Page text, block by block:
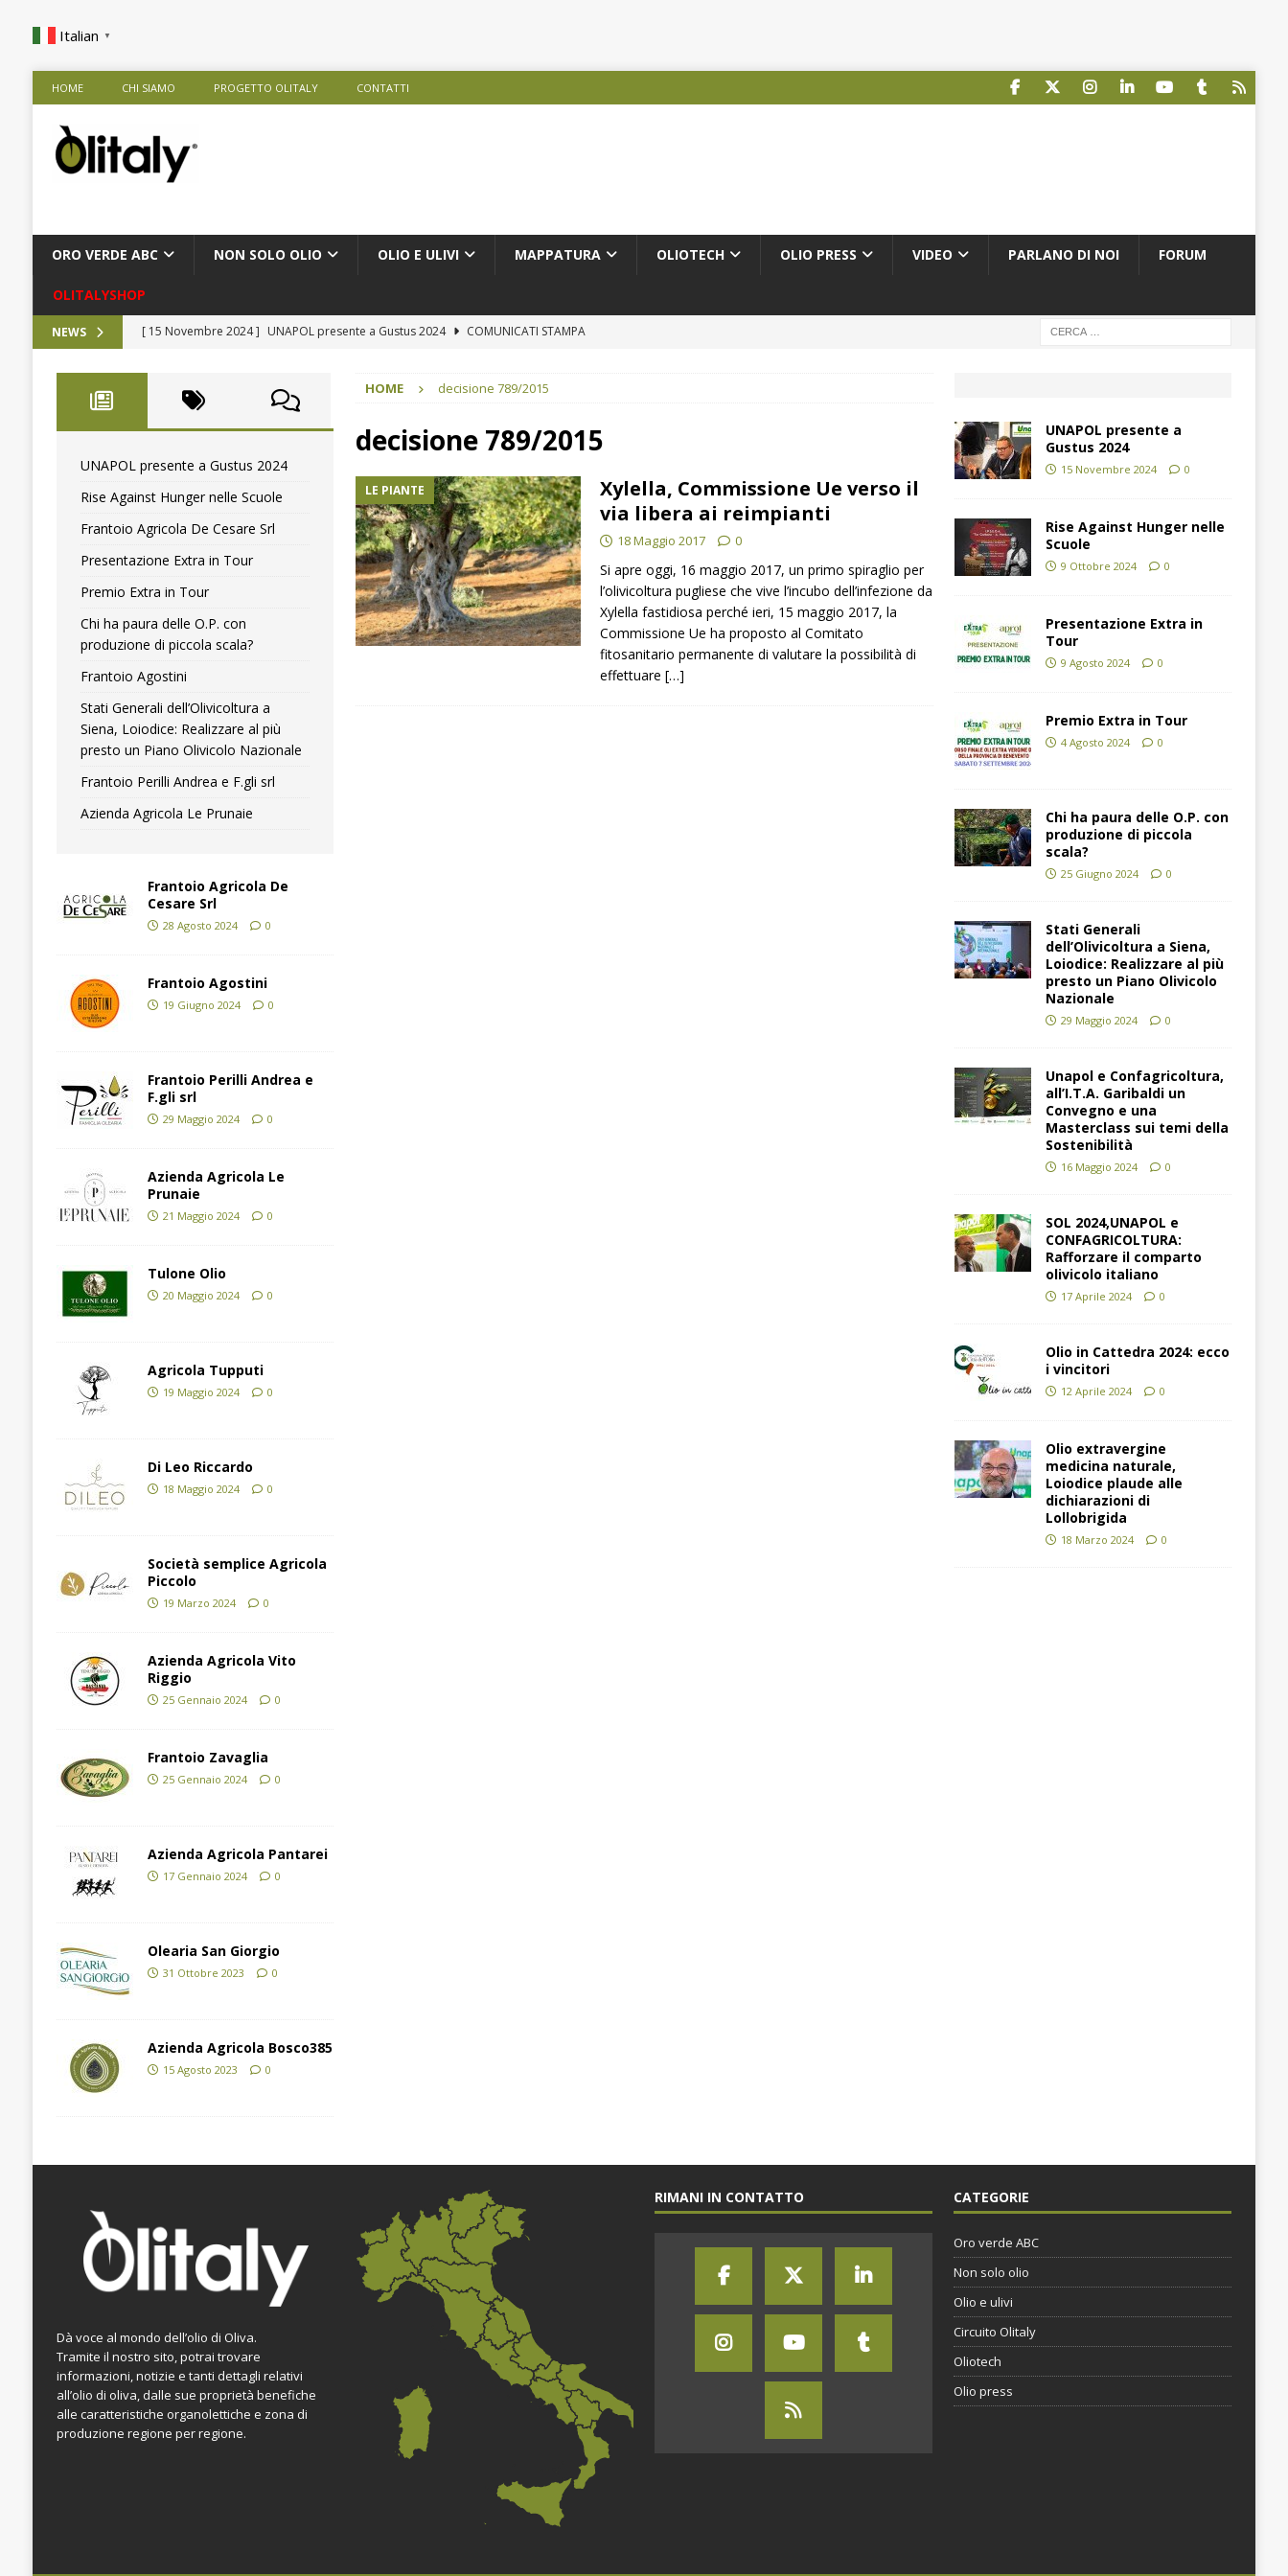
Italian ▼
HOME CHI SIAMO PROGETTO OLITALY CONTATTI
ORO VERDE ABC NON SOLO OLIO OLIO E ULIVI MAPPATURA OLIOTECH OLIO PRESS VIDEO PARLANO DI NOI FORUM
OLITALYSHOP
NEWS [ 15 Novembre 2024 ] UNAPOL presente a Gustus 2024
COMUNICATI STAMPA
[ 28 Agosto 2024 ]
Frantoio Agricola De Cesare Srl
PRODUTTORI OLEARI
[ 9 Agosto 2024 ] Presentazione Extra in Tour
NOTIZIE
[ 4 Agosto 2024 ] Premio Extra in Tour
[ 4 Aprile 2018 ] Olitaly lancia la mappatura dei piccoli produttori. COMUNICATI STAMPA
HOME decisione 789/2015
decisione 789/2015
LE PIANTE
Xylella, Commissione Ue verso il
via libera ai reimpianti
18 Maggio 2017 0
Si apre oggi, 16 maggio 2017, un primo spiraglio per
l’olivicoltura pugliese che vive l’incubo dell’infezione da
Xylella fastidiosa perché ieri, 15 maggio 2017, la
Commissione Ue ha proposto al Comitato
fitosanitario permanente di valutare la possibilità di
effettuare[…]
UNAPOL presente a Gustus 2024
Rise Against Hunger nelle Scuole
Frantoio Agricola De Cesare Srl
Presentazione Extra in Tour
Premio Extra in Tour
Chi ha paura delle O.P. con
produzione di piccola scala?
Frantoio Agostini
Stati Generali dell’Olivicoltura a
Siena, Loiodice: Realizzare al più
presto un Piano Olivicolo Nazionale
Frantoio Perilli Andrea e F.gli srl
Azienda Agricola Le Prunaie
Frantoio Agricola De
Cesare Srl
28 Agosto 2024 0
Frantoio Agostini
19 Giugno 2024 0
Frantoio Perilli Andrea e
F.gli srl
29 Maggio 2024 0
Azienda Agricola Le
Prunaie
21 Maggio 2024 0
Tulone Olio
20 Maggio 2024 0
Agricola Tupputi
19 Maggio 2024 0
Di Leo Riccardo
18 Maggio 2024 0
Società semplice Agricola
Piccolo
19 Marzo 2024 0
Azienda Agricola Vito
Riggio
25 Gennaio 2024 0
Frantoio Zavaglia
25 Gennaio 2024 0
Azienda Agricola Pantarei
17 Gennaio 2024 0
Olearia San Giorgio
31 Ottobre 2023 0
Azienda Agricola Bosco385
15 Agosto 2023 0
UNAPOL presente a
Gustus 2024
15 Novembre 2024 0
Rise Against Hunger nelle
Scuole
9 Ottobre 2024 0
Presentazione Extra in
Tour
9 Agosto 2024 0
Premio Extra in Tour
4 Agosto 2024 0
Chi ha paura delle O.P. con
produzione di piccola
scala?
25 Giugno 2024 0
Stati Generali
dell’Olivicoltura a Siena,
Loiodice: Realizzare al più
presto un Piano Olivicolo
Nazionale
29 Maggio 2024 0
Unapol e Confagricoltura,
all’I.T.A. Garibaldi un
Convegno e una
Masterclass sui temi della
Sostenibilità
16 Maggio 2024 0
SOL 2024,UNAPOL e
CONFAGRICOLTURA:
Rafforzare il comparto
olivicolo italiano
17 Aprile 2024 0
Olio in Cattedra 2024: ecco
i vincitori
12 Aprile 2024 0
Olio extravergine
medicina naturale,
Loiodice plaude alle
dichiarazioni di
Lollobrigida
18 Marzo 2024 0
Dà voce al mondo dell’olio di Oliva.
Tramite il nostro sito, potrai trovare
informazioni, notizie e tanti dettagli relativi
all’olio di oliva, dalle sue proprietà benefiche
alle caratteristiche organolettiche e zona di
produzione regione per regione.
RIMANI IN CONTATTO CATEGORIE
Oro verde ABC
Non solo olio
Olio e ulivi
Circuito Olitaly
Oliotech
Olio press